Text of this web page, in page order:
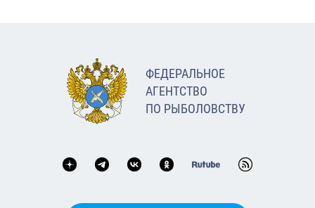
ФЕДЕРАЛЬНОЕ
АГЕНТСТВО
ПО РЫБОЛОВСТВУ